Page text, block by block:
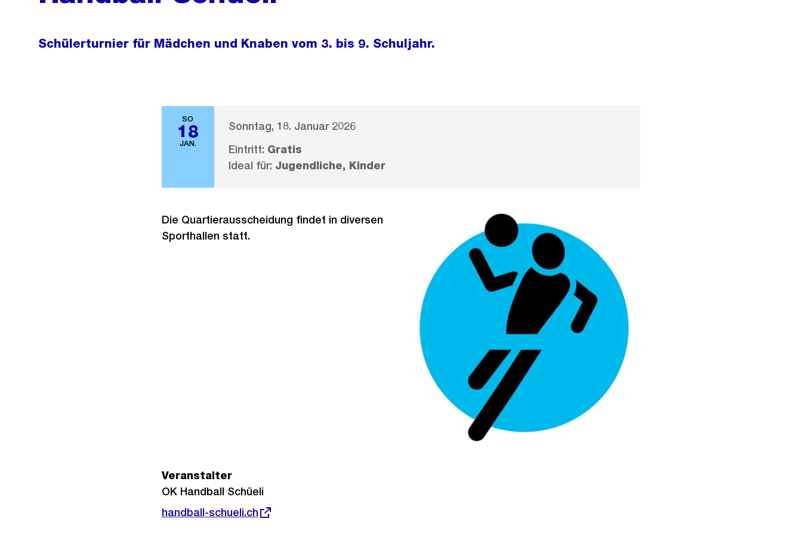
Schülerturnier für Mädchen und Knaben vom 3. bis 9. Schuljahr.
SO
18
JAN.
Sonntag, 18. Januar 2026
Eintritt: Gratis
Ideal für: Jugendliche, Kinder
Die Quartierausscheidung findet in diversen
Sporthallen statt.
Veranstalter
OK Handball Schüeli
Externer
handball-schueli.ch